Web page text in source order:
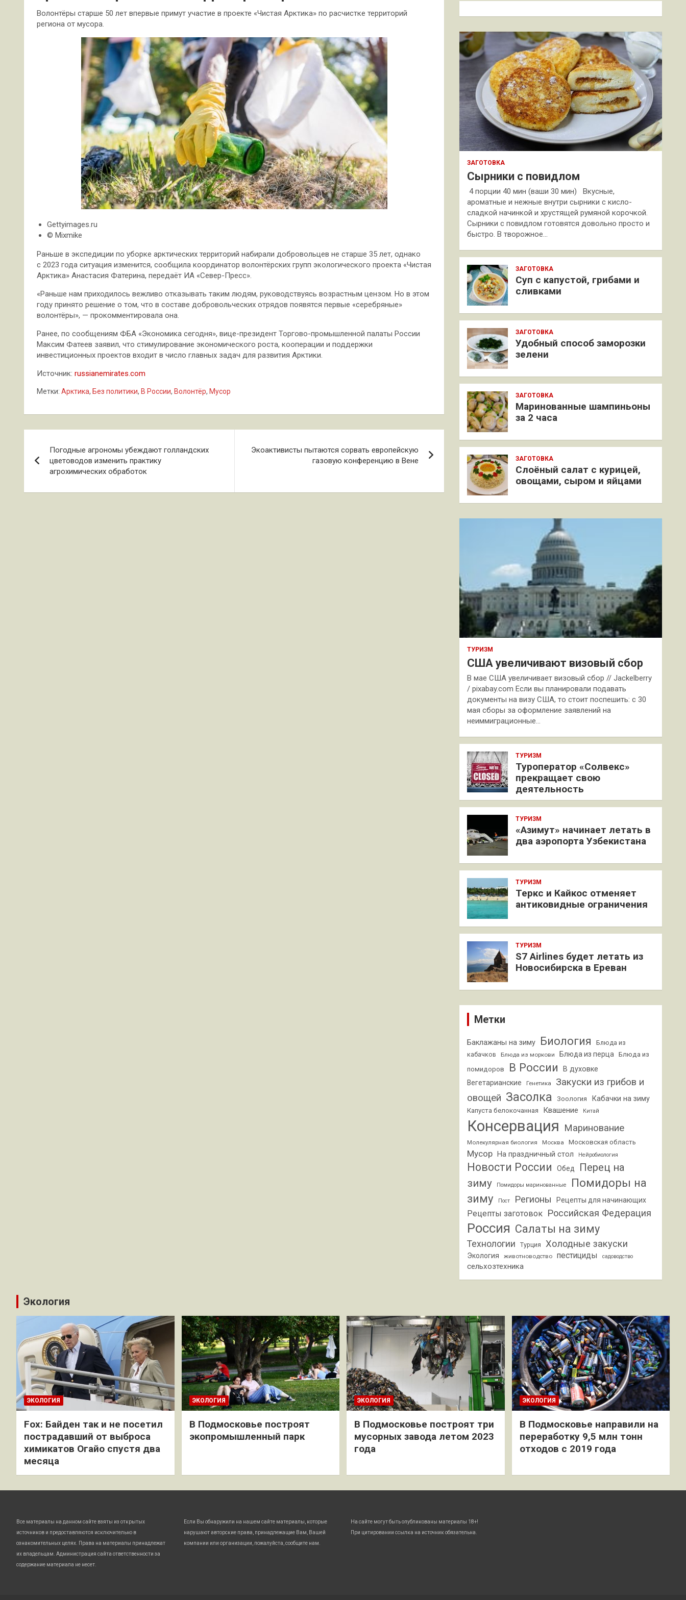
Волонтёры старше 50 лет впервые примут участие в проекте «Чистая Арктика» по расчистке территорий
региона от мусора.
Gettyimages.ru
© Mixmike
Раньше в экспедиции по уборке арктических территорий набирали добровольцев не старше 35 лет, однако
с 2023 года ситуация изменится, сообщила координатор волонтёрских групп экологического проекта «Чистая
Арктика» Анастасия Фатерина, передаёт ИА «Север-Пресс».
«Раньше нам приходилось вежливо отказывать таким людям, руководствуясь возрастным цензом. Но в этом
году принято решение о том, что в составе добровольческих отрядов появятся первые «серебряные»
волонтёры», — прокомментировала она.
Ранее, по сообщениям ФБА «Экономика сегодня», вице-президент Торгово-промышленной палаты России
Максим Фатеев заявил, что стимулирование экономического роста, кооперации и поддержки
инвестиционных проектов входит в число главных задач для развития Арктики.
Источник: russianemirates.com
Метки: Арктика, Без политики, В России, Волонтёр, Мусор
по
записям
Погодные агрономы убеждают голландских
цветоводов изменить практику
агрохимических обработок
Экоактивисты пытаются сорвать европейскую
газовую конференцию в Вене
к
ЗАГОТОВКА
Сырники с повидлом
4 порции 40 мин (ваши 30 мин) Вкусные,
ароматные и нежные внутри сырники с кисло-
сладкой начинкой и хрустящей румяной корочкой.
Сырники с повидлом готовятся довольно просто и
быстро. В творожное…
ЗАГОТОВКА
Суп с капустой, грибами и
сливками
ЗАГОТОВКА
Удобный способ заморозки
зелени
ЗАГОТОВКА
Маринованные шампиньоны
за 2 часа
ЗАГОТОВКА
Слоёный салат с курицей,
овощами, сыром и яйцами
ТУРИЗМ
США увеличивают визовый сбор
В мае США увеличивает визовый сбор // Jackelberry
/ pixabay.com Если вы планировали подавать
документы на визу США, то стоит поспешить: с 30
мая сборы за оформление заявлений на
неиммиграционные…
ТУРИЗМ
Туроператор «Солвекс»
прекращает свою
деятельность
ТУРИЗМ
«Азимут» начинает летать в
два аэропорта Узбекистана
ТУРИЗМ
Теркс и Кайкос отменяет
антиковидные ограничения
ТУРИЗМ
S7 Airlines будет летать из
Новосибирска в Ереван
Метки
Баклажаны на зиму Биология
Блюда из
кабачков
Блюда из моркови Блюда из перца
Блюда из
помидоров
В России В духовке
Вегетарианские Генетика
Закуски из грибов и
овощей Засолка Зоология Кабачки на зиму
Капуста белокочанная Квашение Китай
Консервация Маринование
Молекулярная биология Москва Московская область
Мусор На праздничный стол Нейробиология
Новости России Обед
Перец на
зиму
Помидоры маринованные
Помидоры на
зиму
Пост Регионы Рецепты для начинающих
Рецепты заготовок Российская Федерация
Россия Салаты на зиму
Технологии Турция Холодные закуски
Экология животноводство пестициды садоводство
сельхозтехника
Экология
ЭКОЛОГИЯ
Fox: Байден так и не посетил
пострадавший от выброса
химикатов Огайо спустя два
месяца
ЭКОЛОГИЯ
В Подмосковье построят
экопромышленный парк
ЭКОЛОГИЯ
В Подмосковье построят три
мусорных завода летом 2023
года
ЭКОЛОГИЯ
В Подмосковье направили на
переработку 9,5 млн тонн
отходов с 2019 года
Все материалы на данном сайте взяты из открытых
источников и предоставляются исключительно в
ознакомительных целях. Права на материалы принадлежат
их владельцам. Администрация сайта ответственности за
содержание материала не несет.
Если Вы обнаружили на нашем сайте материалы, которые
нарушают авторские права, принадлежащие Вам, Вашей
компании или организации, пожалуйста, сообщите нам.
На сайте могут быть опубликованы материалы 18+!
При цитировании ссылка на источник обязательна.